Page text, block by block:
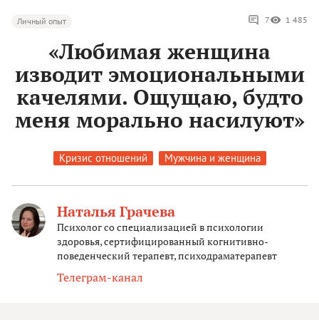
Личный опыт 7 1 485
«Любимая женщина
изводит эмоциональными
качелями. Ощущаю, будто
меня морально насилуют»
Кризис отношений Мужчина и женщина
Наталья Грачева
Психолог со специализацией в психологии
здоровья, сертифицированный когнитивно-
поведенческий терапевт, психодраматерапевт
Телеграм-канал